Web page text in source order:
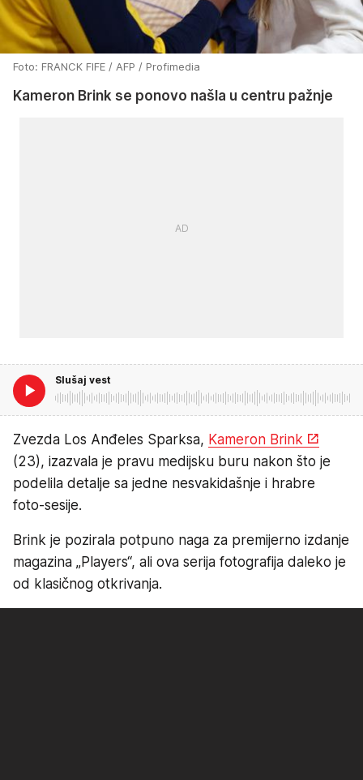
Foto: FRANCK FIFE / AFP / Profimedia
Kameron Brink se ponovo našla u centru pažnje
Slušaj vest
Zvezda Los Anđeles Sparksa, Kameron Brink
(23), izazvala je pravu medijsku buru nakon što je
podelila detalje sa jedne nesvakidašnje i hrabre
foto-sesije.
Brink je pozirala potpuno naga za premijerno izdanje
magazina „Players“, ali ova serija fotografija daleko je
od klasičnog otkrivanja.